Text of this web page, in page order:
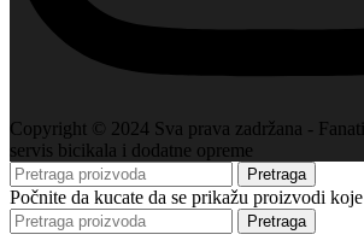
Copyright © 2024 Sva prava zadržana -
servis bicikala i dodatne opreme
Pretraga
Počnite da kucate da se prikažu proizvodi
Pretraga